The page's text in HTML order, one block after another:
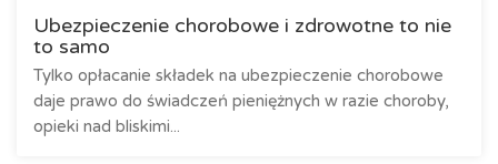
Ubezpieczenie chorobowe i zdrowotne to nie
to samo
Tylko opłacanie składek na ubezpieczenie chorobowe
daje prawo do świadczeń pieniężnych w razie choroby,
opieki nad bliskimi...